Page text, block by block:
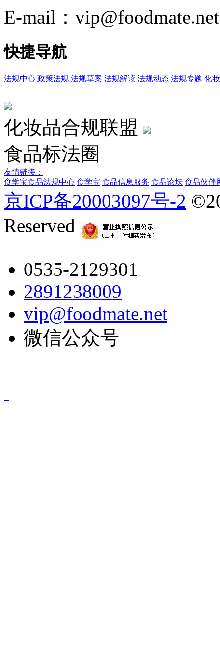
E-mail：vip@foodmate.net
快捷导航
法规中心 政策法规 法规草案 法规解读 法规动态 法规专题 化
化妆品合规联盟
食品标法圈
友情链接：
食学宝食品法规中心 食学宝 食品信息服务 食品论坛 食品伙伴
京ICP备20003097号-2
Reserved
0535-2129301
2891238009
vip@foodmate.net
微信公众号